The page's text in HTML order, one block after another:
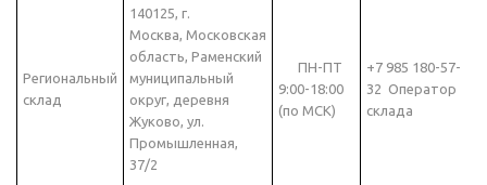
Региональный
склад
140125, г.
Москва, Московская
область, Раменский
муниципальный
округ, деревня
Жуково, ул.
Промышленная,
37/2
ПН-ПТ
9:00-18:00
(по МСК)
+7 985 180-57-
32 Оператор
склада